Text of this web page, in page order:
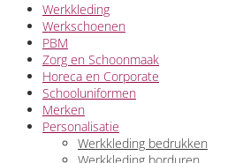
Werkkleding
Werkschoenen
PBM
Zorg en Schoonmaak
Horeca en Corporate
Schooluniformen
Merken
Personalisatie
Werkkleding bedrukken